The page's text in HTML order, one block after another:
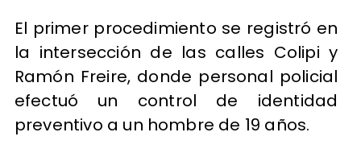
El primer procedimiento se registró en
la intersección de las calles Colipi y
Ramón Freire, donde personal policial
efectuó un control de identidad
preventivo a un hombre de 19 años.